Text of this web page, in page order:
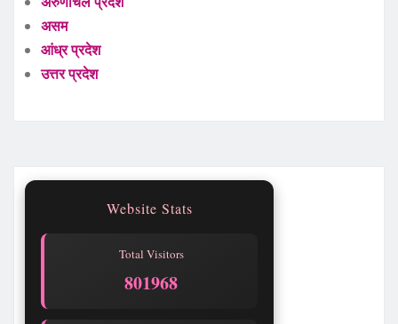
असम
आंध्र प्रदेश
उत्तर प्रदेश
Website Stats
Total Visitors
801968